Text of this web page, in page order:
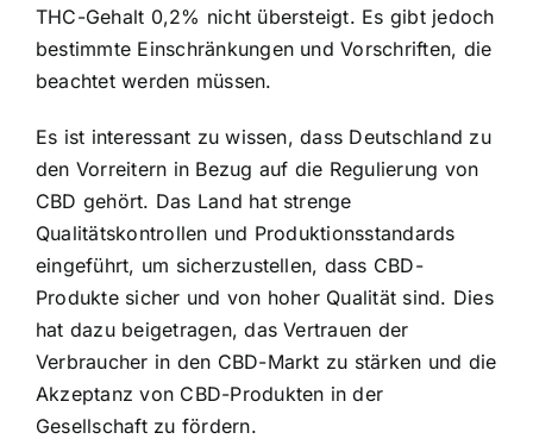
THC-Gehalt 0,2% nicht übersteigt. Es gibt jedoch
bestimmte Einschränkungen und Vorschriften, die
beachtet werden müssen.
Es ist interessant zu wissen, dass Deutschland zu
den Vorreitern in Bezug auf die Regulierung von
CBD gehört. Das Land hat strenge
Qualitätskontrollen und Produktionsstandards
eingeführt, um sicherzustellen, dass CBD-
Produkte sicher und von hoher Qualität sind. Dies
hat dazu beigetragen, das Vertrauen der
Verbraucher in den CBD-Markt zu stärken und die
Akzeptanz von CBD-Produkten in der
Gesellschaft zu fördern.